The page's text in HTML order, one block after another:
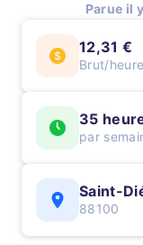
Parue il
12,31 €
Brut/heure
35
par
Saint-
88100